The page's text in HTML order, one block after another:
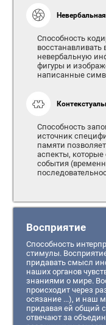
Способность
невербальную
фигуры и
написанные
Способность
источник
памяти
аспекты,
события
Восприятие
Способность
стимулы.
придавать смысл
наших органов
знаниями о мире.
происходит через
осязание ...), и наш
придавая ей общий
отвечают за